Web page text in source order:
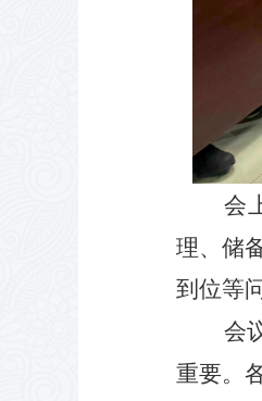
会
理、储
到位等
会
重要。